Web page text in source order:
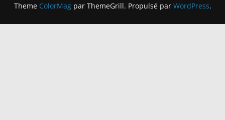
Theme ColorMagpar ThemeGrill. Propulsé par WordPress.